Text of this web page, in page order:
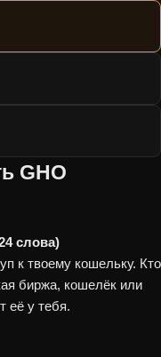
GHO
слова)
к твоему кошельку. Кто
биржа, кошелёк или
её у тебя.